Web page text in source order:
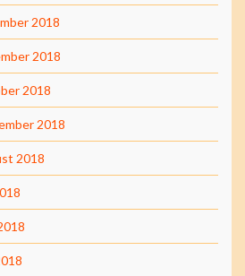
2018
2018
2018
2018
2018